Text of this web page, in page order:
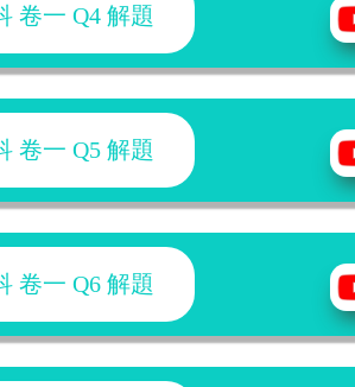
卷一 Q4 解題
卷一 Q5 解題
卷一 Q6 解題